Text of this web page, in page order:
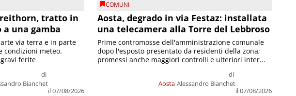
tratto in
una gamba
di
Bianchet
il 07/08/2026
via terra e in parte
condizioni meteo.
ferite
COMUNI
Aosta, degrado in via Festaz: installata
una telecamera alla Torre del Lebbroso
Aosta
di
Alessandro Bianchet
il 07/08/2026
Prime contromosse dell'amministrazione comunale
dopo l'esposto presentato da residenti della zona;
promessi anche maggiori controlli e ulteriori inter...